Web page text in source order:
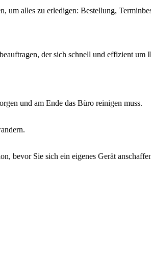
um alles zu erledigen: Bestellung,
der sich schnell und effizient um
und am Ende das Büro reinigen muss.
bevor Sie sich ein eigenes Gerät